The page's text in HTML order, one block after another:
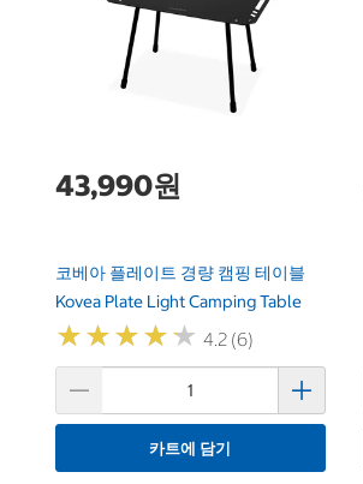
43,990원
코베아 플레이트 경량 캠핑 테이블
Kovea Plate Light Camping Table
★★★★★
★★★★★ 4.2 (6)
카트에 담기